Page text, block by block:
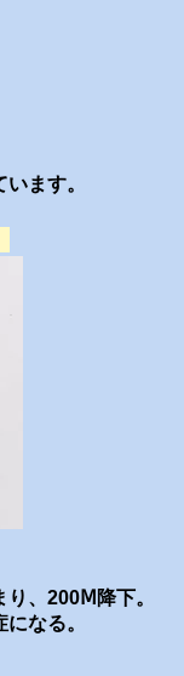
ます。
、200Ⅿ降下。
なる。